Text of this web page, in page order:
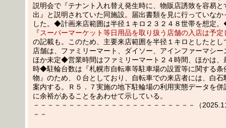
説明会で『テナント入れ替え発生時に、物販店誘致を容易と
出』と説明されていた同施設。届出書類を見に行っていなか
した。◆計画来店範囲は半径１キロ２３２４８世帯を想定
『スーパーマーケット等日用品を取り扱う店舗の入店は予定
の記載も。このため、主要来店範囲を半径１キロとしたと
店舗は、ファミリーマート、ダイソー、アインファーマシ
ほか未定◆営業時間はファミリーマート２４時間、ほかは、
時◆駐輪台数は『札幌市自転車等駐車場の設置等に関する条
物』のため、０台としており、自転車での来店者には、白石
案内する。Ｒ５．７実施の地下駐輪場の利用実態データを併
に余裕があることをあわせて示している。
－－－－－－－－－－－－－－－－－－－－－－－（
－－